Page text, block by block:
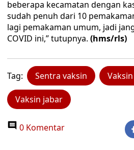
beberapa kecamatan dengan
sudah penuh dari 10
lagi pemakaman umum, jadi
COVID ini,” tutupnya. (hms/rls)
Tag: Sentra vaksin
Vaksin jabar
0 Komentar